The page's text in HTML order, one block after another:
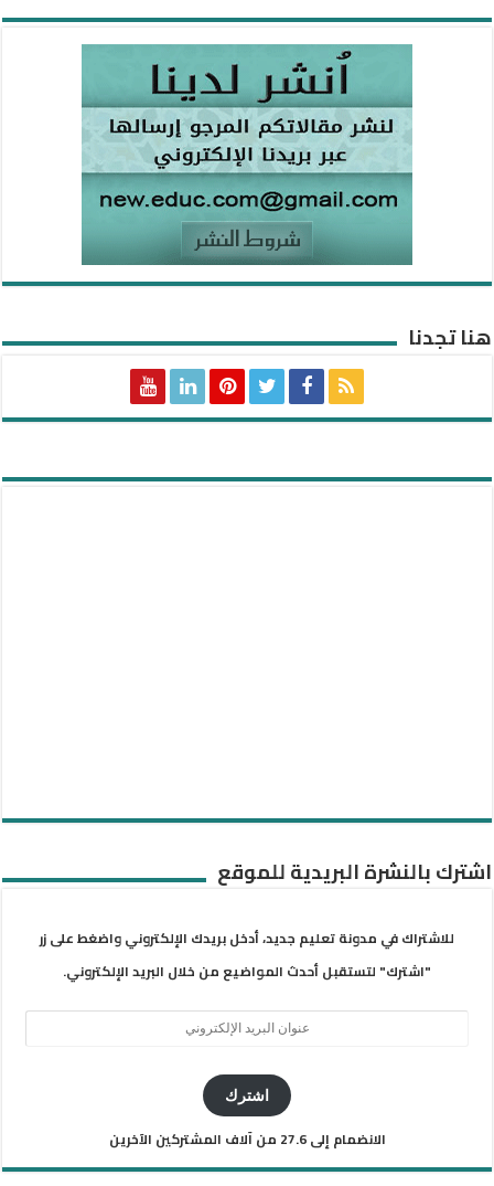
هنا تجدنا
اشترك بالنشرة البريدية للموقع
للاشتراك في مدونة تعليم جديد، أدخل بريدك الإلكتروني واضغط على زر
"اشترك" لتستقبل أحدث المواضيع من خلال البريد الإلكتروني.
اشترك
الانضمام إلى 27.6 من آلاف المشتركين الآخرين